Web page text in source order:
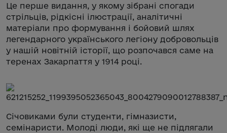
Це перше видання, у якому зібрані спогади
стрільців, рідкісні ілюстрації, аналітичні
матеріали про формування і бойовий шлях
легендарного українського легіону добровольців
у нашій новітній історії, що розпочався саме на
теренах Закарпаття у 1914 році.
Січовиками були студенти, гімназисти,
семінаристи. Молоді люди, які ще не підлягали